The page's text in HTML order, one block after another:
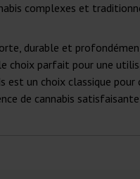
complexes et
durable et
parfait pour une
un choix classique
de cannabis